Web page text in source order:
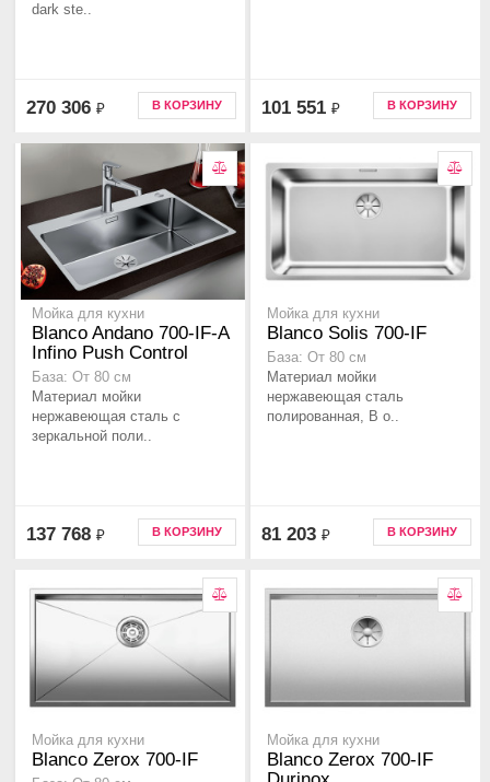
dark ste..
270 306 ₽ В КОРЗИНУ 101 551 ₽ В КОРЗИНУ
Мойка для кухни
Blanco Andano 700-IF-A
Infino Push Control
База: От 80 см
Материал мойки
нержавеющая сталь с
зеркальной поли..
137 768 ₽ В КОРЗИНУ
Мойка для кухни
Blanco Solis 700-IF
База: От 80 см
Материал мойки
нержавеющая сталь
полированная, В о..
81 203 ₽ В КОРЗИНУ
Мойка для кухни
Blanco Zerox 700-IF
Мойка для кухни
Blanco Zerox 700-IF